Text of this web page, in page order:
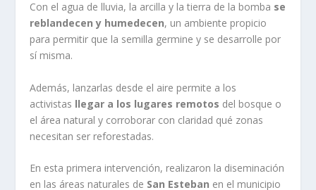
Con el agua de lluvia, la arcilla y la tierra de la bomba se
reblandecen y humedecen, un ambiente propicio
para permitir que la semilla germine y se desarrolle por
sí misma.
Además, lanzarlas desde el aire permite a los
activistas llegar a los lugares remotos del bosque o
el área natural y corroborar con claridad qué zonas
necesitan ser reforestadas.
En esta primera intervención, realizaron la diseminación
en las áreas naturales de San Esteban en el municipio